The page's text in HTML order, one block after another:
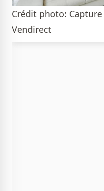
Crédit photo:
Vendirect